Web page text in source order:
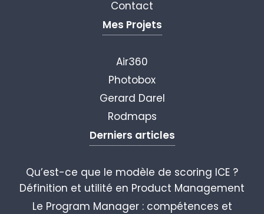
Contact
Mes Projets
Air360
Photobox
Gerard Darel
Rodmaps
Derniers articles
Qu’est-ce que le modèle de scoring ICE ?
Définition et utilité en Product Management
Le Program Manager : compétences et